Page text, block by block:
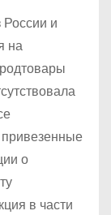
России и
на
о
в части